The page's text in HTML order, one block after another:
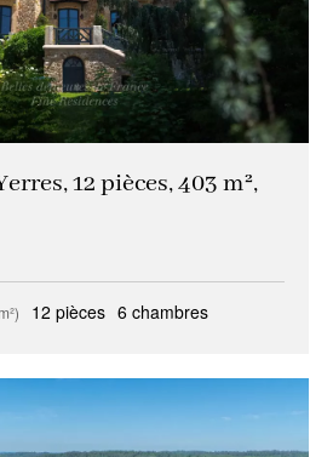
12 pièces, 403 m²,
12 pièces 6 chambres